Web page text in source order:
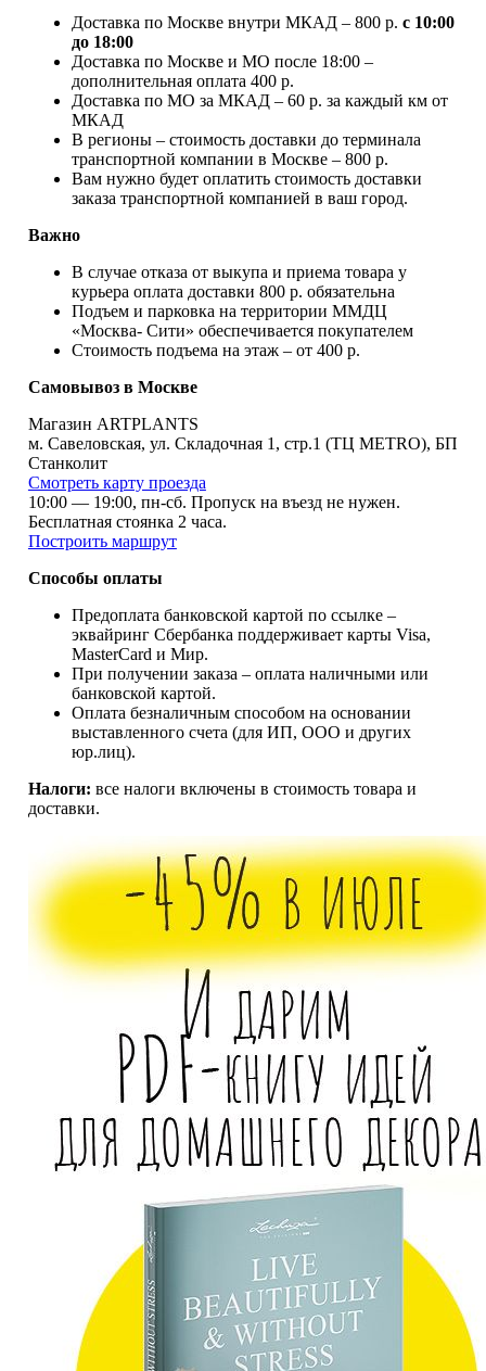
Доставка по Москве внутри МКАД – 800 р. с 10:00
до 18:00
Доставка по Москве и МО после 18:00 –
дополнительная оплата 400 р.
Доставка по МО за МКАД – 60 р. за каждый км от
МКАД
В регионы – стоимость доставки до терминала
транспортной компании в Москве – 800 р.
Вам нужно будет оплатить стоимость доставки
заказа транспортной компанией в ваш город.
Важно
В случае отказа от выкупа и приема товара у
курьера оплата доставки 800 р. обязательна
Подъем и парковка на территории ММДЦ
«Москва- Сити» обеспечивается покупателем
Стоимость подъема на этаж – от 400 р.
Самовывоз в Москве
Магазин ARTPLANTS
м. Савеловская, ул. Складочная 1, стр.1 (ТЦ METRO), БП
Станколит
Смотреть карту проезда
10:00 — 19:00, пн-сб. Пропуск на въезд не нужен.
Бесплатная стоянка 2 часа.
Построить маршрут
Способы оплаты
Предоплата банковской картой по ссылке –
эквайринг Сбербанка поддерживает карты Visa,
MasterCard и Мир.
При получении заказа – oплата наличными или
банковской картой.
Оплата безналичным способом на основании
выставленного счета (для ИП, ООО и других
юр.лиц).
Налоги: все налоги включены в стоимость товара и
доставки.